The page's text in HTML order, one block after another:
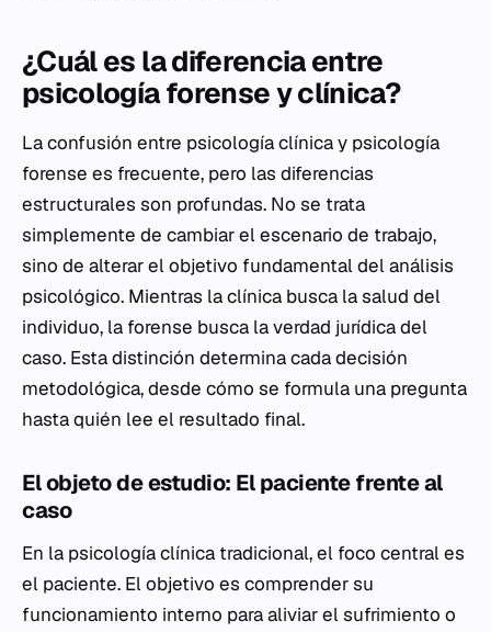
¿Cuál es la diferencia entre
psicología forense y clínica?
La confusión entre psicología clínica y psicología
forense es frecuente, pero las diferencias
estructurales son profundas. No se trata
simplemente de cambiar el escenario de trabajo,
sino de alterar el objetivo fundamental del análisis
psicológico. Mientras la clínica busca la salud del
individuo, la forense busca la verdad jurídica del
caso. Esta distinción determina cada decisión
metodológica, desde cómo se formula una pregunta
hasta quién lee el resultado final.
El objeto de estudio: El paciente frente al
caso
En la psicología clínica tradicional, el foco central es
el paciente. El objetivo es comprender su
funcionamiento interno para aliviar el sufrimiento o